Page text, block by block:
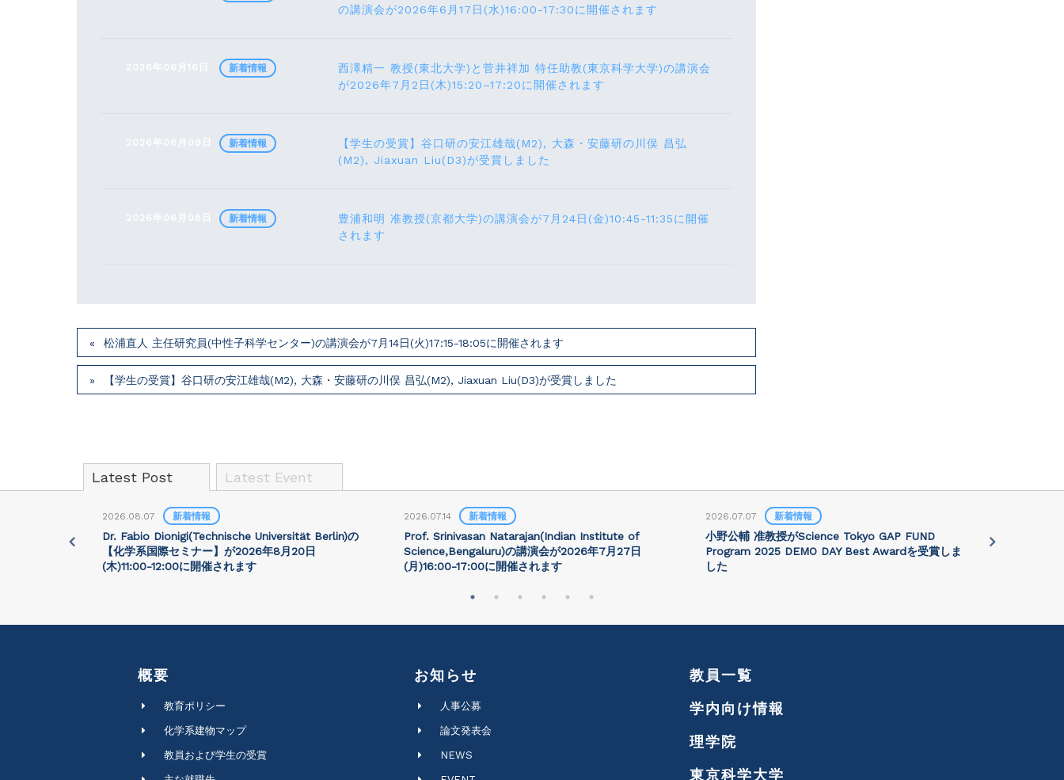
の講演会が2026年6月17⽇(水)16:00-17:30に開催されます
2026年06月16日
西澤精一 教授(東北大学)と菅井祥加 特任助教(東京科学大学)の講演会
が2026年7月2日(木)15:20–17:20に開催されます
新着情報
2026年06月09日
【学生の受賞】谷口研の安江雄哉(M2), 大森・安藤研の川俣 昌弘
(M2), Jiaxuan Liu(D3)が受賞しました
新着情報
2026年06月08日
豊浦和明 准教授(京都大学)の講演会が7月24⽇(⾦)10:45-11:35に開催
されます
新着情報
松浦直人 主任研究員(中性子科学センター)の講演会が7月14⽇(火)17:15-18:05に開催されます
【学生の受賞】谷口研の安江雄哉(M2), 大森・安藤研の川俣 昌弘(M2), Jiaxuan Liu(D3)が受賞しました
Latest Post Latest Event
2026.08.07 新着情報
Dr. Fabio Dionigi(Technische Universität Berlin)の
【化学系国際セミナー】が2026年8⽉20⽇
(⽊)11:00-12:00に開催されます
2026.07.14 新着情報
Prof. Srinivasan Natarajan(Indian Institute of
Science,Bengaluru)の講演会が2026年7月27⽇
(月)16:00-17:00に開催されます
2026.07.07 新着情報
小野公輔 准教授がScience Tokyo GAP FUND
Program 2025 DEMO DAY Best Awardを受賞しま
した
概要
教育ポリシー
化学系建物マップ
教員および学生の受賞
お知らせ
人事公募
論文発表会
NEWS
教員一覧
学内向け情報
理学院
東京科学大学